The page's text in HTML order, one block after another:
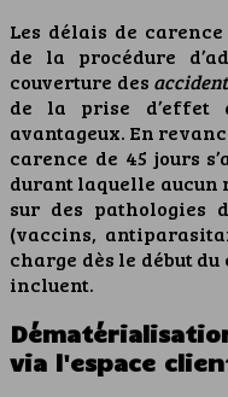
Les délais de
de la procédure
couverture des
de la prise d’effet
avantageux. En
carence de 45 jours
durant laquelle aucun
sur des pathologies
(vaccins,
charge dès le début
incluent.
via l'espace